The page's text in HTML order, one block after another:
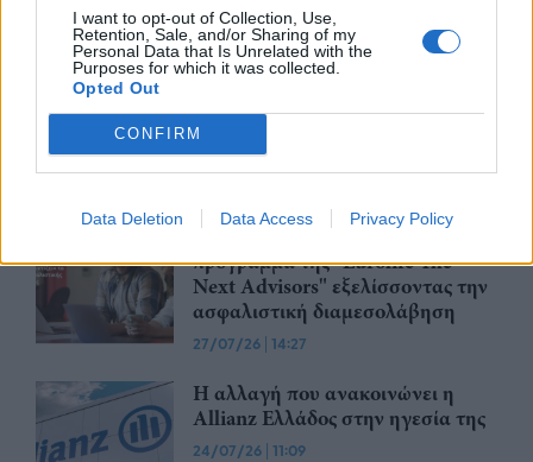
I want to opt-out of Collection, Use,
Retention, Sale, and/or Sharing of my
Personal Data that Is Unrelated with the
Purposes for which it was collected.
Opted Out
CONFIRM
Data Deletion Data Access Privacy Policy
Καρπενήσι
30/07/26|16:46
NUVIA Insurance Brokers: Νέα
ενίσχυση της ψηφιακής της
παρουσίας
Eurolife FFH: Συνεχίζει το
πρόγραμμά της "Eurolife The
Next Advisors" εξελίσσοντας την
ασφαλιστική διαμεσολάβηση
27/07/26 | 14:27
Η αλλαγή που ανακοινώνει η
Allianz Ελλάδος στην ηγεσία της
24/07/26 | 11:09